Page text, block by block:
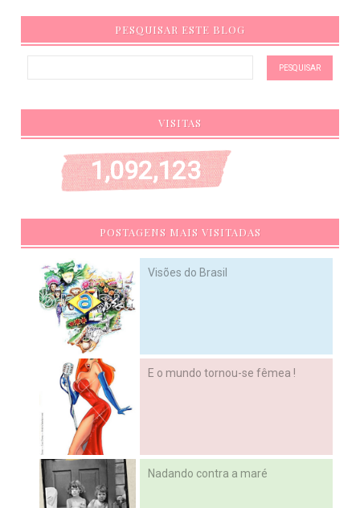
PESQUISAR ESTE BLOG
VISITAS
1,092,123
POSTAGENS MAIS VISITADAS
Visões do Brasil
E o mundo tornou-se fêmea !
Nadando contra a maré